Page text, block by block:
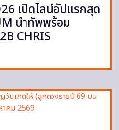
เปิดไลน์อัปแรกสุด
นำทัพพร้อม
CHRIS